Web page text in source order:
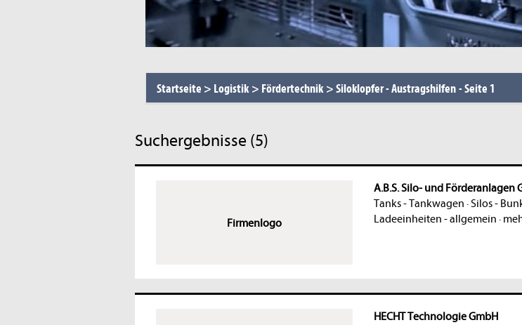
Startseite > Logistik > Fördertechnik >Siloklopfer - Austragshilfen-Seite 1
Suchergebnisse (5)
Firmenlogo
A.B.S. Silo- und Förderanlagen
Tanks - Tankwagen ·Silos -
Ladeeinheiten - allgemein ·
HECHT Technologie GmbH